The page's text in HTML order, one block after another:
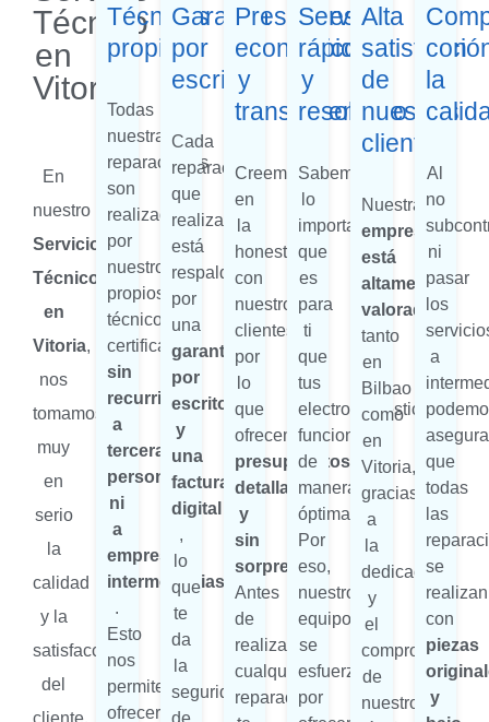
Técnico
en
Vitoria
En
nuestro
Servicio
Técnico
en
Vitoria,
nos
tomamos
muy
en
serio
la
calidad
y la
satisfacción
del
Técnicos
propios
Todas
nuestras
reparaciones
son
realizadas
por
nuestros
propios
técnicos
certificados,
sin
recurrir
a
terceras
personas
ni
a
empresas
intermediarias
.
Esto
nos
permite
ofrecerte
Garantía
por
escrito
Cada
reparación
que
realizamos
está
respaldada
por
una
garantía
por
escrito
y
una
factura
digital
,
lo
que
te
da
la
seguridad
Presupuestos
económicos
y
transparentes
Creemos
en
la
honestidad
con
nuestros
clientes,
por
lo
que
ofrecemos
presupuestos
detallados
y
sin
sorpresas
Antes
de
realizar
cualquier
reparación,
Servicio
rápido
y
resolutivo
Sabemos
lo
importante
que
es
para
ti
que
tus
electrodomésticos
funcionen
de
manera
óptima.
Por
eso,
nuestro
equipo
se
esfuerza
por
Alta
de
nuestros
clientes
Nuestra
empresa
está
altamente
valorada
tanto
en
Bilbao
como
en
Vitoria,
gracias
a
la
dedicación
y
el
compromiso
de
nuestros
con
la
Al
no
ni
pasar
los
a
que
todas
las
se
realizan
con
piezas
y